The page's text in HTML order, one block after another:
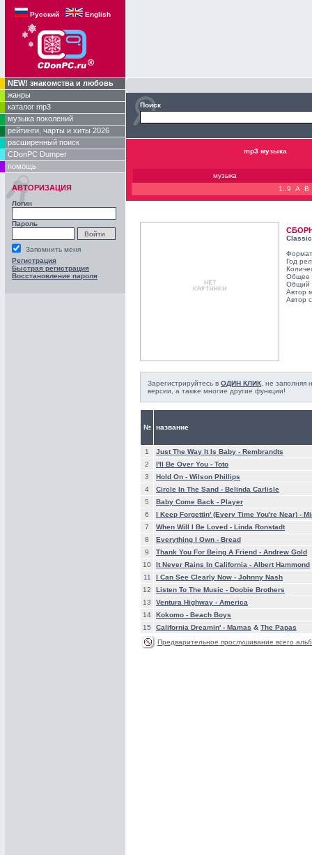
Русский English
NEW! знакомства и любовь
жанры
каталог mp3
музыка поколений
рейтинги, чарты и хиты 2026
расширенный поиск
CDonPC Dumper
помощь
АВТОРИЗАЦИЯ
Логин
Пароль
Запомнить меня
Регистрация
Быстрая регистрация
Восстановление пароля
Поиск
mp3 музыка
музыка
1..9
A B
Год
Общее
Общий
Автор
Автор
Зарегистрируйтесь в ОДИН КЛИК , не
версии, а также многие другие функции!
№ название
1 Just The Way It Is Baby - Rembrandts
2
I'll Be Over You - Toto
3
Hold On - Wilson Phillips
4
Circle In The Sand - Belinda Carlisle
5
Baby Come Back - Player
6
I Keep Forgettin' (Every Time You're Near) -
7
When Will I Be Loved - Linda Ronstadt
8
Everything I Own - Bread
9
Thank You For Being A Friend - Andrew Gold
10
It Never Rains In California - Albert Hammond
11
I Can See Clearly Now - Johnny Nash
12
Listen To The Music - Doobie Brothers
13
Ventura Highway - America
14
Kokomo - Beach Boys
15
California Dreamin' - Mamas & The Papas
Предварительное прослушивание всего